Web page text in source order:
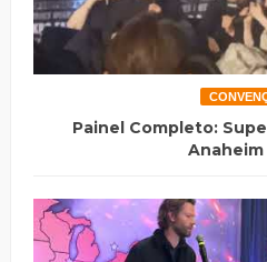
Painel Completo:
Anaheim